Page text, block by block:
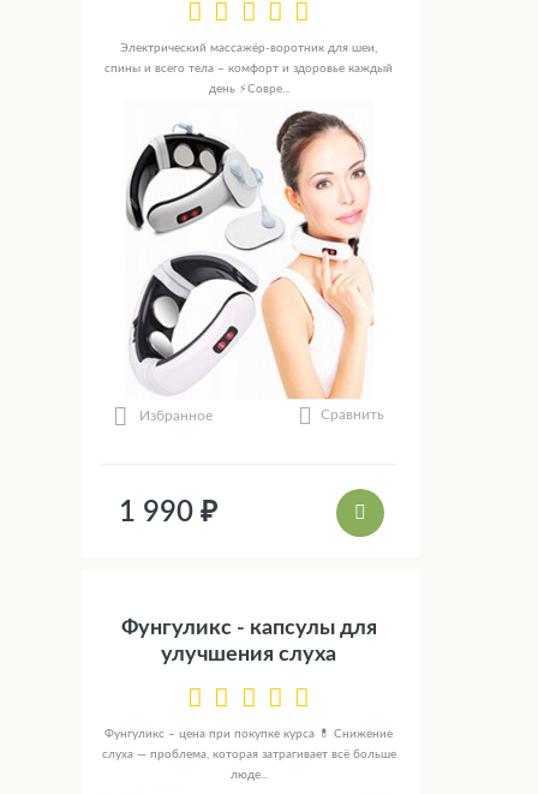
Электрический массажёр-воротник для шеи,
спины и всего тела – комфорт и здоровье каждый
день ⚡Совре...
Избранное Сравнить
1 990 ₽
Фунгуликс - капсулы для
улучшения слуха
Фунгуликс – цена при покупке курса 💊 Снижение
слуха — проблема, которая затрагивает всё больше
люде...